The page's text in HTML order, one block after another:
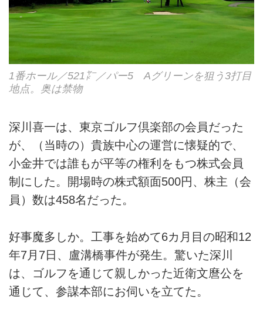
1番ホール／521㍎／パー5 Aグリーンを狙う3打目
地点。奥は禁物
深川喜一は、東京ゴルフ倶楽部の会員だった
が、（当時の）貴族中心の運営に懐疑的で、
小金井では誰もが平等の権利をもつ株式会員
制にした。開場時の株式額面500円、株主（会
員）数は458名だった。
好事魔多しか。工事を始めて6カ月目の昭和12
年7月7日、盧溝橋事件が発生。驚いた深川
は、ゴルフを通じて親しかった近衛文麿公を
通じて、参謀本部にお伺いを立てた。